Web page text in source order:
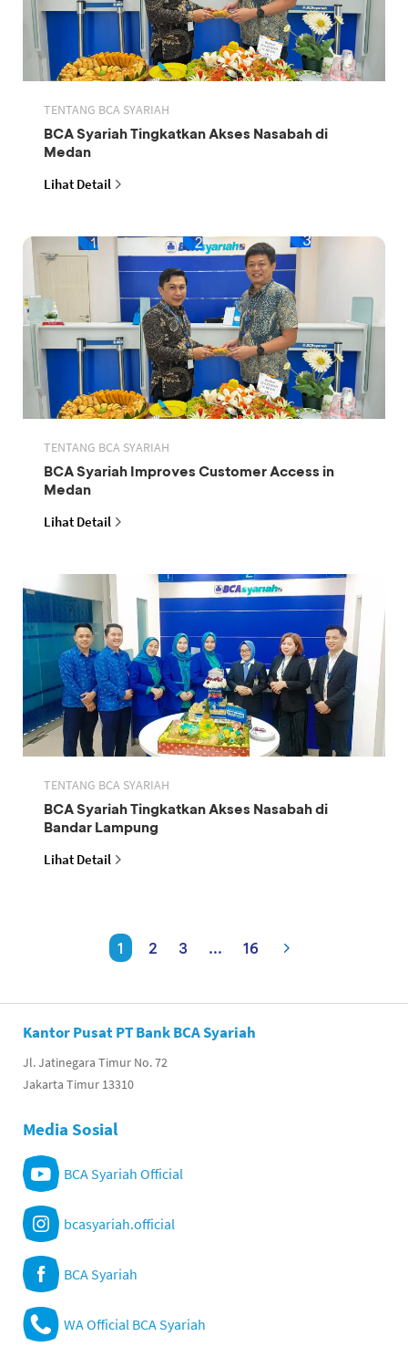
TENTANG BCA SYARIAH
BCA Syariah Tingkatkan Akses Nasabah di
Medan
Lihat Detail
TENTANG BCA SYARIAH
BCA Syariah Improves Customer Access in
Medan
Lihat Detail
TENTANG BCA SYARIAH
BCA Syariah Tingkatkan Akses Nasabah di
Bandar Lampung
Lihat Detail
1 2 3 ... 16
Kantor Pusat PT Bank BCA Syariah
Jl. Jatinegara Timur No. 72
Jakarta Timur 13310
Media Sosial
BCA Syariah Official
bcasyariah.official
BCA Syariah
WA Official BCA Syariah